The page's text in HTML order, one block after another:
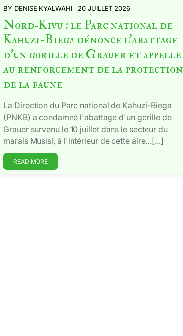
BY DENISE KYALWAHI 20 JUILLET 2026
Nord-Kivu : le Parc national de
Kahuzi-Biega dénonce l’abattage
d’un gorille de Grauer et appelle
au renforcement de la protection
de la faune
La Direction du Parc national de Kahuzi-Biega
(PNKB) a condamné l'abattage d'un gorille de
Grauer survenu le 10 juillet dans le secteur du
marais Musisi, à l'intérieur de cette aire…[...]
READ MORE